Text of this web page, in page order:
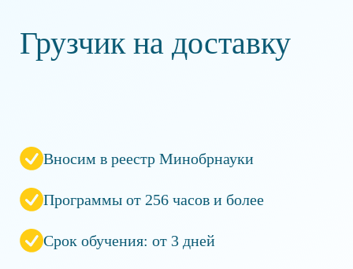
Грузчик на доставку
Вносим в реестр Минобрнауки
Программы от 256 часов и более
Срок обучения: от 3 дней